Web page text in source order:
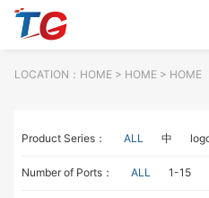
LOCATION： HOME> HOME > HOME
Product Series： ALL 中
Number of Ports： ALL 1-15